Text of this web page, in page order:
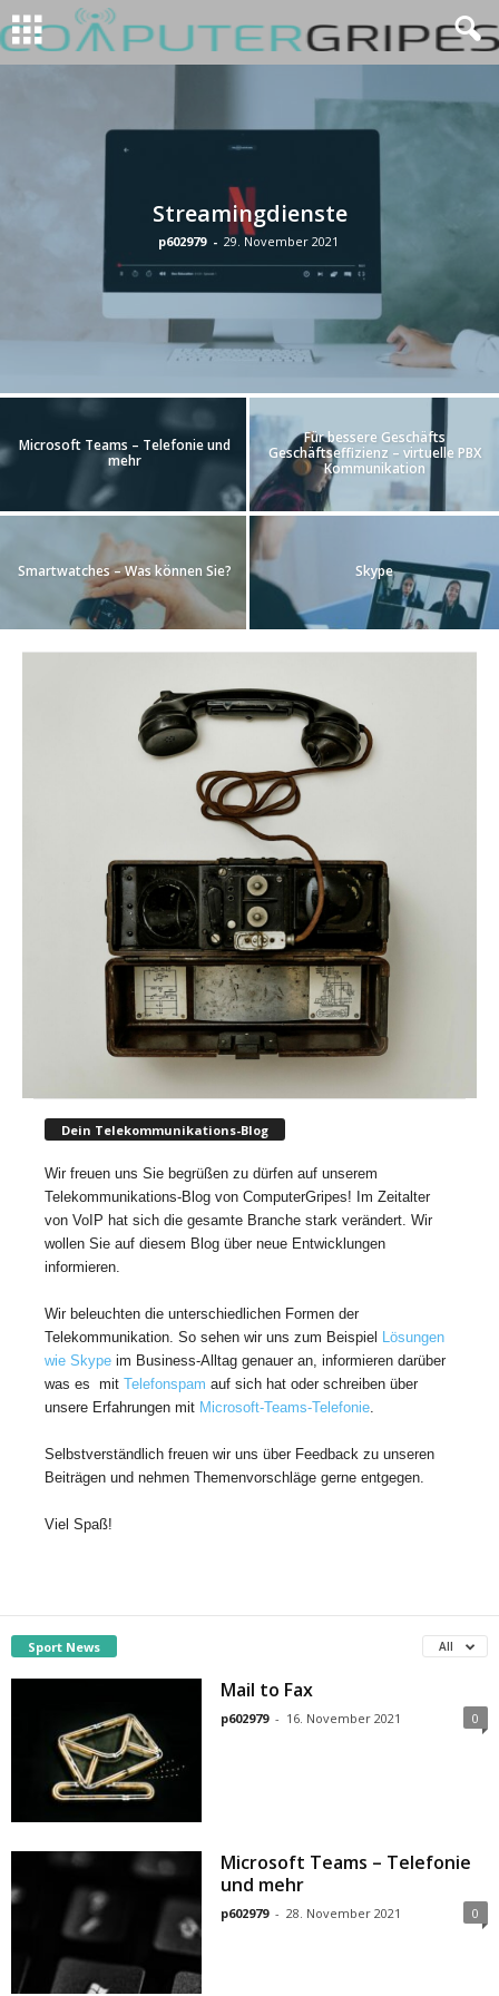
Streamingdienste
p602979 - 29. November 2021
Microsoft Teams – Telefonie und
mehr
Für bessere Geschäfts
Geschäftseffizienz – virtuelle PBX
Kommunikation
Smartwatches – Was können Sie? Skype
Dein Telekommunikations-Blog
Wir freuen uns Sie begrüßen zu dürfen auf unserem
Telekommunikations-Blog von ComputerGripes! Im Zeitalter
von VoIP hat sich die gesamte Branche stark verändert. Wir
wollen Sie auf diesem Blog über neue Entwicklungen
informieren.
Wir beleuchten die unterschiedlichen Formen der
Telekommunikation. So sehen wir uns zum Beispiel Lösungen
wie Skype im Business-Alltag genauer an, informieren darüber
was es mit Telefonspam auf sich hat oder schreiben über
unsere Erfahrungen mit Microsoft-Teams-Telefonie.
Selbstverständlich freuen wir uns über Feedback zu unseren
Beiträgen und nehmen Themenvorschläge gerne entgegen.
Viel Spaß!
Sport News All
Mail to Fax
p602979 - 16. November 2021 0
Microsoft Teams – Telefonie
und mehr
p602979 - 28. November 2021 0